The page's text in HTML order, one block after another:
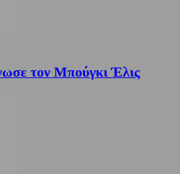
τον Μπούγκι Έλις